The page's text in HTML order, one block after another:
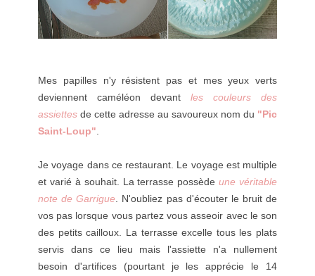
Mes papilles n'y résistent pas et mes yeux verts
deviennent caméléon devant les couleurs des
assiettes de cette adresse au savoureux nom du "Pic
Saint-Loup"
Je voyage dans ce restaurant. Le voyage est multiple
et varié à souhait. La terrasse possèdeune véritable
note de Garrigue . N'oubliez pas d'écouter le bruit de
vos pas lorsque vous partez vous asseoir avec le son
des petits cailloux. La terrasse excelle tous les plats
servis dans ce lieu mais l'assiette n'a nullement
besoin d'artifices (pourtant je les apprécie le 14